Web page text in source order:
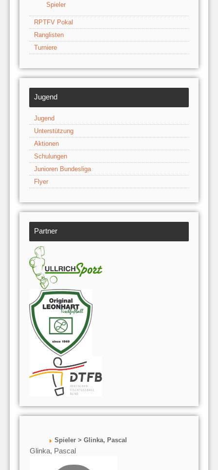
Spieler
RPTFV Pokal
Ranglisten
Turniere
Jugend
Jugend
Unterstützung
Aktionen
Schulungen
Junioren Bundesliga
Flyer
Partner
Spieler > Glinka, Pascal
Glinka, Pascal